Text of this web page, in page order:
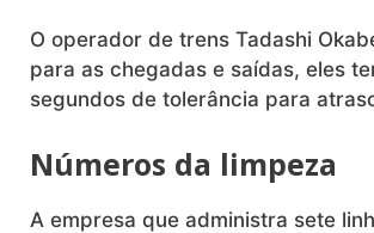
O operador de trens Tadashi
para as chegadas e saídas, eles
segundos de tolerância para
Números da limpeza
A empresa que administra sete